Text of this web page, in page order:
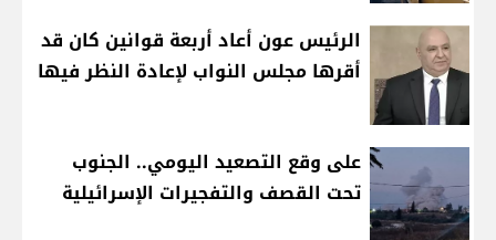
الرئيس عون أعاد أربعة قوانين كان قد
أقرها مجلس النواب لإعادة النظر فيها
على وقع التصعيد اليومي.. الجنوب
تحت القصف والتفجيرات الإسرائيلية